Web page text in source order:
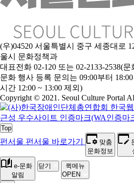
(우)04520 서울특별시 중구 세종대로
울시 문화정책과
대표전화 02-120 또는 02-2133-2538(
문화 행사 등록 문의는 09:00부터
시간 12:00 ~ 13:00 제외)
Copyright © 2021. Seoul Culture Portal
Top
펀서울 펀서울 바로가기
맞춤
문화정보
e-문화
알림
닫기
퀵메뉴
OPEN